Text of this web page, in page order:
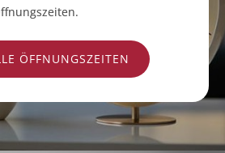
ÖFFNUNGSZEITEN